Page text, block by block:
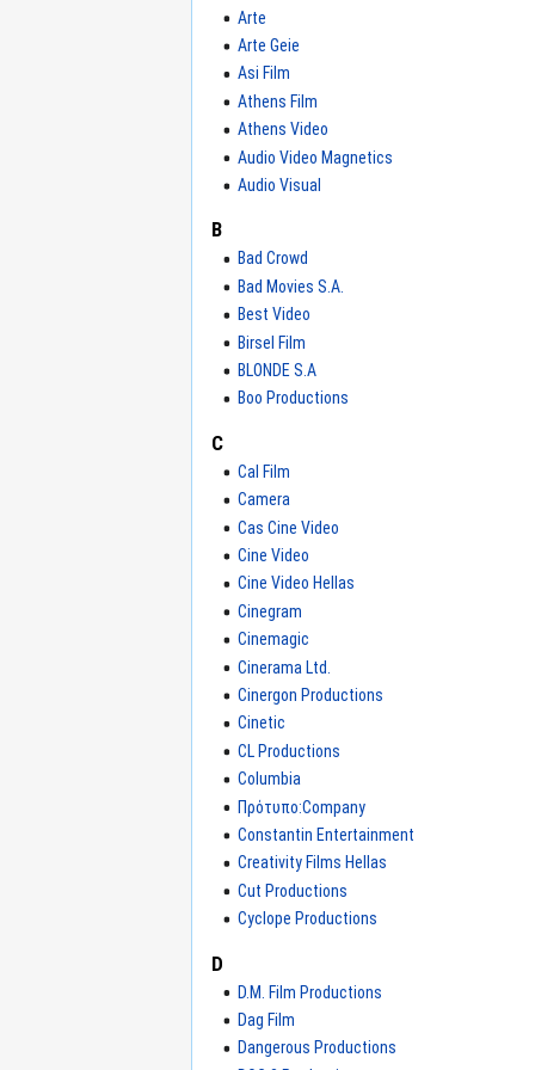
Arte
Arte Geie
Asi Film
Athens Film
Athens Video
Audio Video Magnetics
Audio Visual
B
Bad Crowd
Bad Movies S.A.
Best Video
Birsel Film
BLONDE S.A
Boo Productions
C
Cal Film
Camera
Cas Cine Video
Cine Video
Cine Video Hellas
Cinegram
Cinemagic
Cinerama Ltd.
Cinergon Productions
Cinetic
CL Productions
Columbia
Πρότυπο:Company
Constantin Entertainment
Creativity Films Hellas
Cut Productions
Cyclope Productions
D
D.M. Film Productions
Dag Film
Dangerous Productions